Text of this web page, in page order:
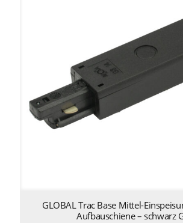
GLOBAL Trac Base Mittel-
Aufbauschiene – schwarz